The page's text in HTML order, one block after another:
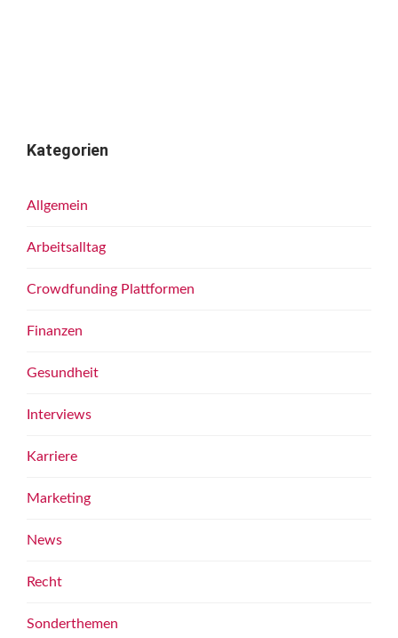
Kategorien
Allgemein
Arbeitsalltag
Crowdfunding Plattformen
Finanzen
Gesundheit
Interviews
Karriere
Marketing
News
Recht
Sonderthemen